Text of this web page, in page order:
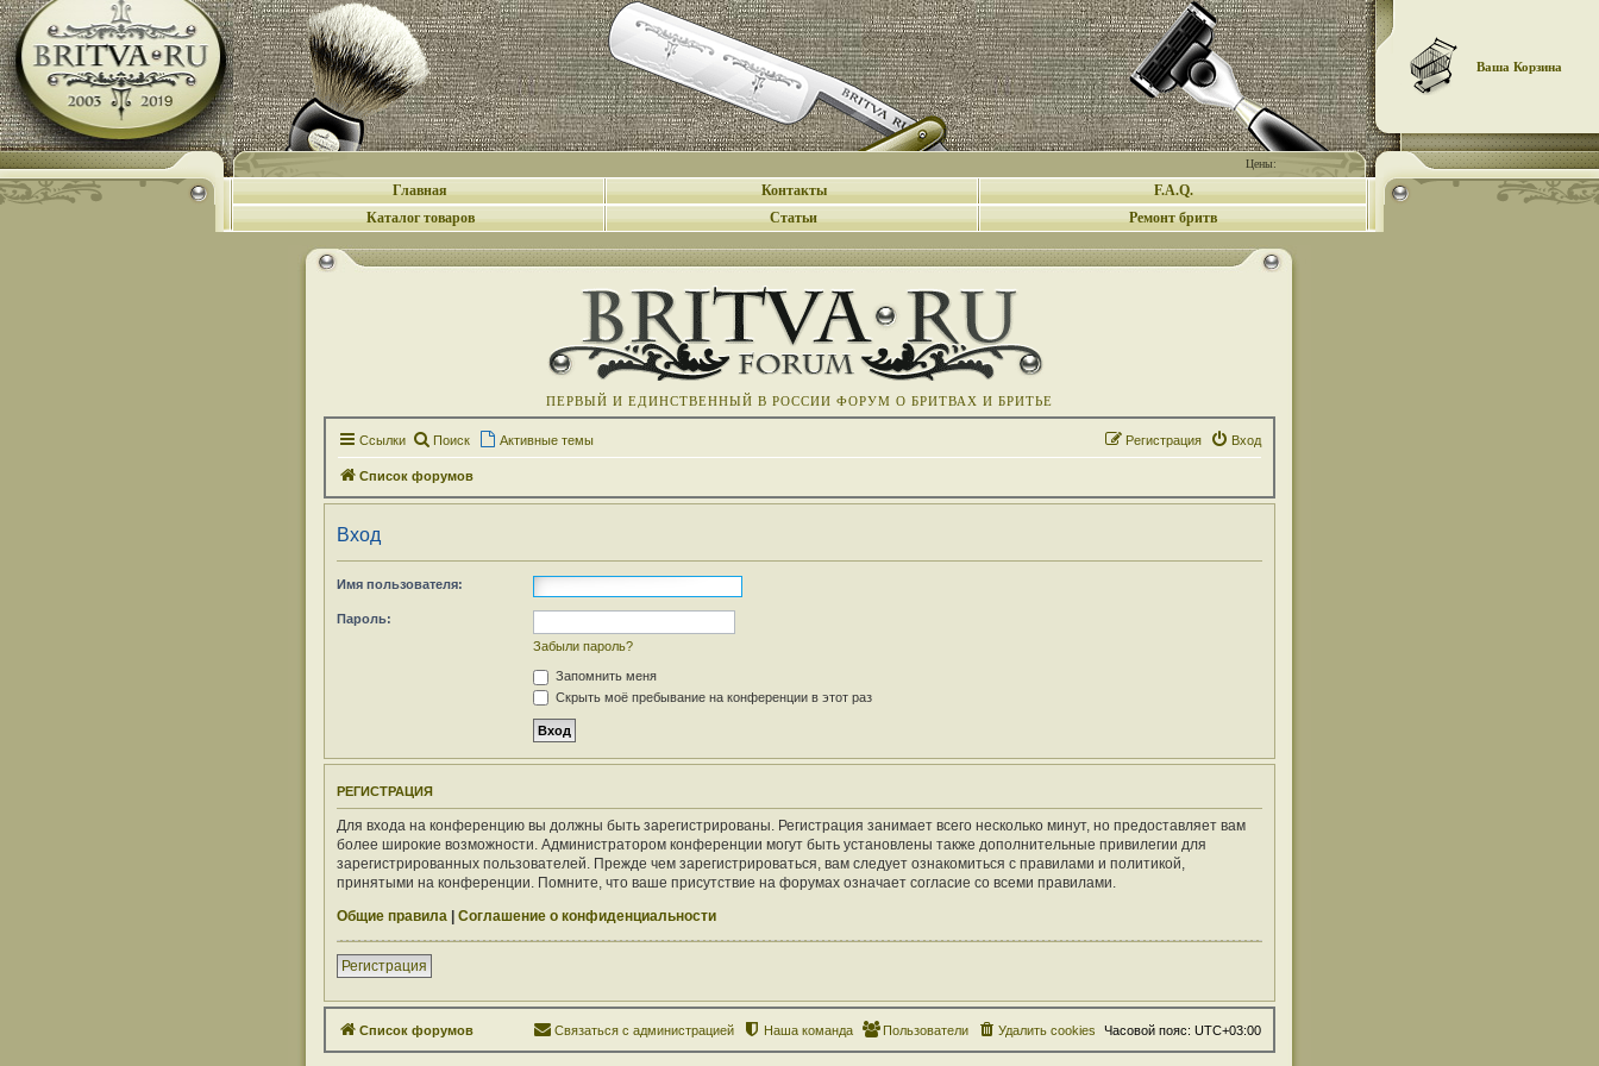
Цены:
Ваша Корзина
Главная Контакты
F.A.Q.
Каталог товаров
Статьи Ремонт бритв
ПЕРВЫЙ И ЕДИНСТВЕННЫЙ В РОССИИ ФОРУМ О БРИТВАХ И БРИТЬЕ
Ссылки Поиск Активные темы Вход
Регистрация
Список форумов
Вход
Имя пользователя:
Пароль:
Забыли пароль?
Запомнить меня
Скрыть моё пребывание на конференции в этот раз
РЕГИСТРАЦИЯ
Для входа на конференцию вы должны быть зарегистрированы. Регистрация занимает всего несколько минут, но предоставляет вам
более широкие возможности. Администратором конференции могут быть установлены также дополнительные привилегии для
зарегистрированных пользователей. Прежде чем зарегистрироваться, вам следует ознакомиться с правилами и политикой,
принятыми на конференции. Помните, что ваше присутствие на форумах означает согласие со всеми правилами.
Общие правила | Соглашение о конфиденциальности
Регистрация
Список форумов Часовой пояс: UTC+03:00
Удалить cookies
Пользователи
Наша команда
Связаться с администрацией